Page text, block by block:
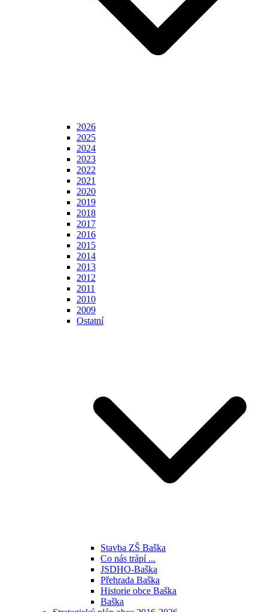
2026
2025
2024
2023
2022
2021
2020
2019
2018
2017
2016
2015
2014
2013
2012
2011
2010
2009
Ostatní
Stavba ZŠ Baška
Co nás trápí ...
JSDHO-Baška
Přehrada Baška
Historie obce Baška
Baška